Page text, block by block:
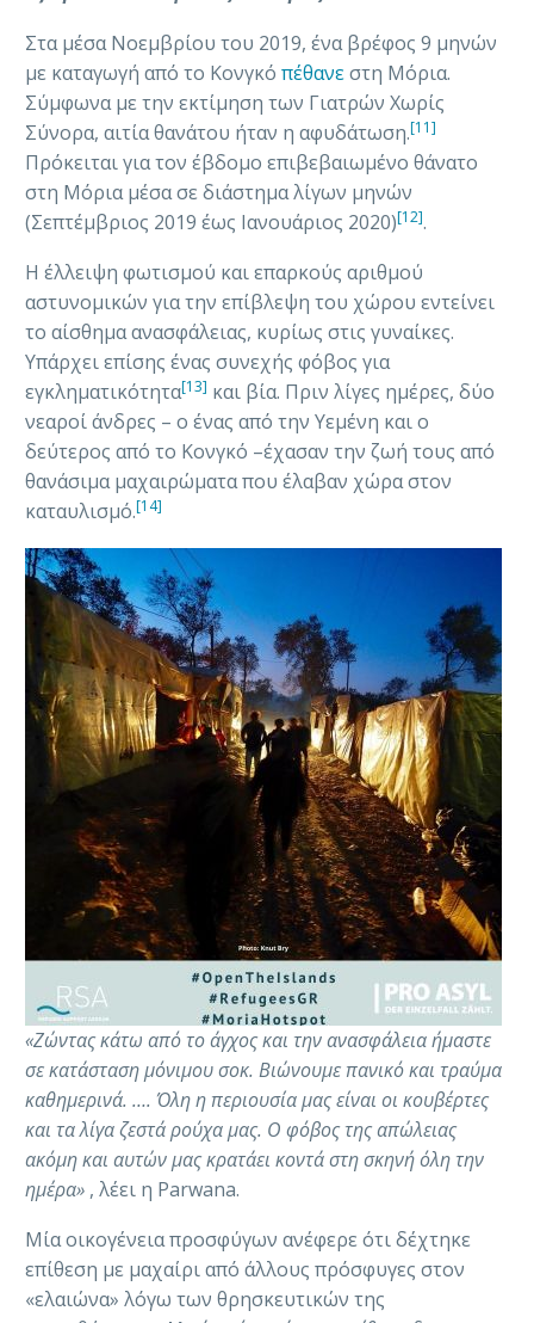
Στα μέσα Νοεμβρίου του 2019, ένα βρέφος 9 μηνών
με καταγωγή από το Κονγκό πέθανεστη Μόρια.
Σύμφωνα με την εκτίμηση των Γιατρών Χωρίς
Σύνορα, αιτία θανάτου ήταν η αφυδάτωση.[11]
Πρόκειται για τον έβδομο επιβεβαιωμένο θάνατο
στη Μόρια μέσα σε διάστημα λίγων μηνών
(Σεπτέμβριος 2019 έως Ιανουάριος 2020)[12].
Η έλλειψη φωτισμού και επαρκούς αριθμού
αστυνομικών για την επίβλεψη του χώρου εντείνει
το αίσθημα ανασφάλειας, κυρίως στις γυναίκες.
Υπάρχει επίσης ένας συνεχής φόβος για
εγκληματικότητα[13] και βία. Πριν λίγες ημέρες, δύο
νεαροί άνδρες – ο ένας από την Υεμένη και ο
δεύτερος από το Κονγκό –έχασαν την ζωή τους από
θανάσιμα μαχαιρώματα που έλαβαν χώρα στον
καταυλισμό.[14]
«Ζώντας κάτω από το άγχος και την ανασφάλεια ήμαστε
σε κατάσταση μόνιμου σοκ. Βιώνουμε πανικό και τραύμα
καθημερινά. …. Όλη η περιουσία μας είναι οι κουβέρτες
και τα λίγα ζεστά ρούχα μας. Ο φόβος της απώλειας
ακόμη και αυτών μας κρατάει κοντά στη σκηνή όλη την
ημέρα» , λέει η Parwana.
Μία οικογένεια προσφύγων ανέφερε ότι δέχτηκε
επίθεση με μαχαίρι από άλλους πρόσφυγες στον
«ελαιώνα» λόγω των θρησκευτικών της